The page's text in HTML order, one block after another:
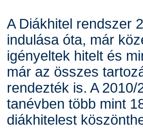
A Diákhitel rendszer
indulása óta, már
igényeltek hitelt és
már az összes
rendezték is. A 2010/
tanévben több mint
diákhitelest